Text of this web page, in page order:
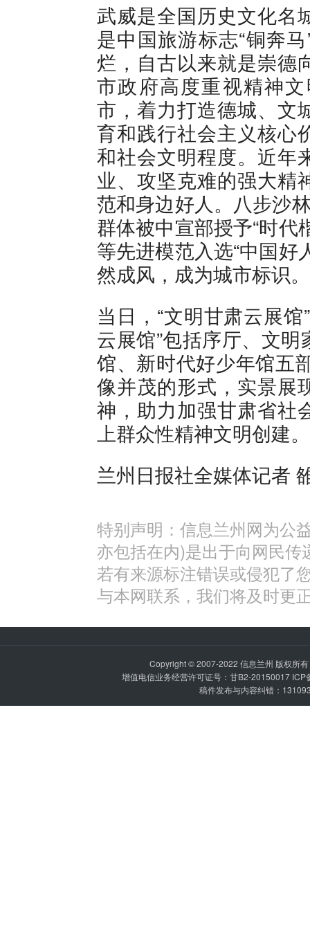
武威是全国历史文化名
是中国旅游标志“铜奔
烂，自古以来就是崇德
市政府高度重视精神
市，着力打造德城、文
育和践行社会主义核心
和社会文明程度。近年
业、攻坚克难的强大精
范和身边好人。八步沙
群体被中宣部授予“时代
等先进模范入选“中国好
然成风，成为城市标识。
当日，“文明甘肃云展
云展馆”包括序厅、文
馆、新时代好少年馆五
像并茂的形式，实景展
神，助力加强甘肃省社
上群众性精神文明创建。
兰州日报社全媒体记者
特别声明：信息兰州网为公
亦包括在内)是出于向网民
若有来源标注错误或侵犯了
与本网联系，我们将及时更
Copyright © 2007-2022 信息兰州 版权所
增值电信业务经营许可证号：甘B2-20150017 ICP
稿件发布与内容纠错：